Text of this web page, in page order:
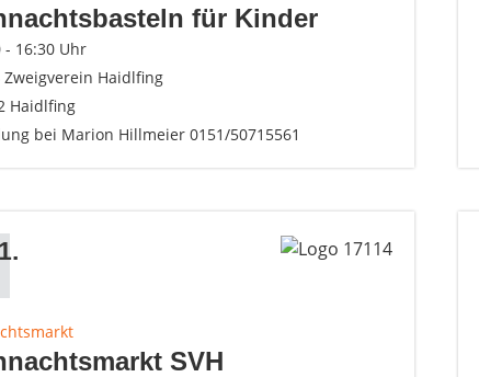
für Kinder
- 16:30 Uhr
Zweigverein Haidlfing
Haidlfing
bei Marion Hillmeier 0151/50715561
SVH